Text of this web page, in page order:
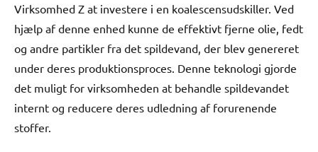
Virksomhed Z at investere i en koalescensudskiller. Ved
hjælp af denne enhed kunne de effektivt fjerne olie, fedt
og andre partikler fra det spildevand, der blev genereret
under deres produktionsproces. Denne teknologi gjorde
det muligt for virksomheden at behandle spildevandet
internt og reducere deres udledning af forurenende
stoffer.